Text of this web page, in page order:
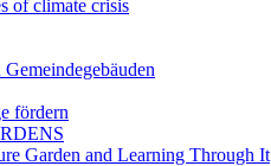
of climate crisis
fördern
Garden and Learning Through It